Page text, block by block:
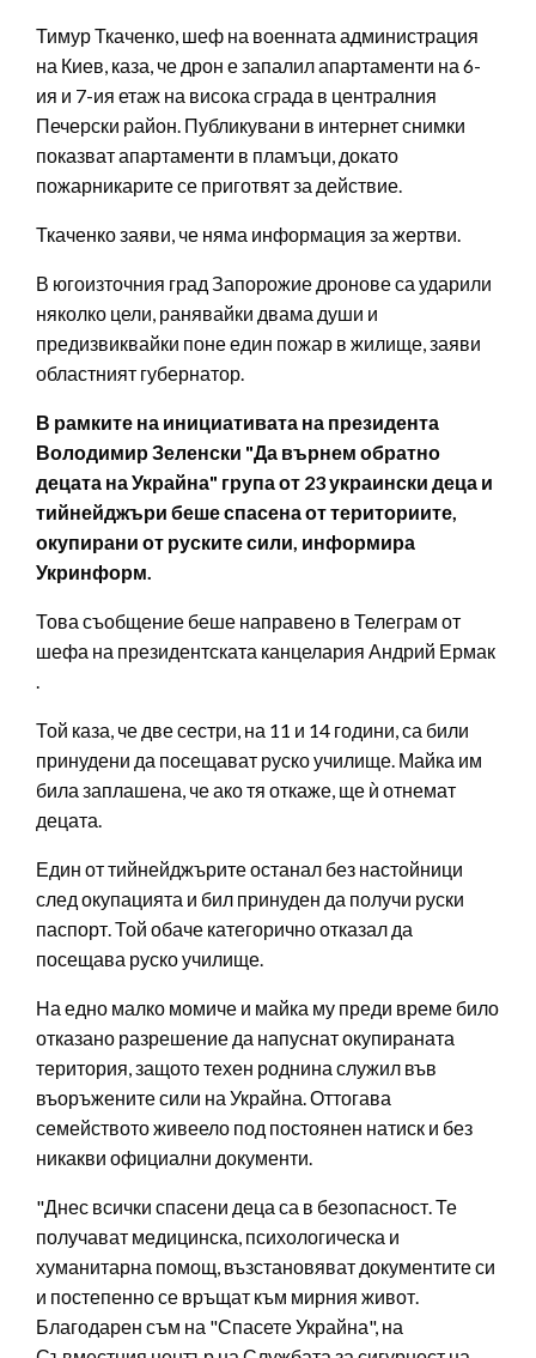
Тимур Ткаченко, шеф на военната администрация
на Киев, каза, че дрон е запалил апартаменти на 6-
ия и 7-ия етаж на висока сграда в централния
Печерски район. Публикувани в интернет снимки
показват апартаменти в пламъци, докато
пожарникарите се приготвят за действие.
Ткаченко заяви, че няма информация за жертви.
В югоизточния град Запорожие дронове са ударили
няколко цели, ранявайки двама души и
предизвиквайки поне един пожар в жилище, заяви
областният губернатор.
В рамките на инициативата на президента
Володимир Зеленски "Да върнем обратно
децата на Украйна" група от 23 украински деца и
тийнейджъри беше спасена от териториите,
окупирани от руските сили, информира
Укринформ.
Това съобщение беше направено в Телеграм от
шефа на президентската канцелария Андрий Ермак
.
Той каза, че две сестри, на 11 и 14 години, са били
принудени да посещават руско училище. Майка им
била заплашена, че ако тя откаже, ще ѝ отнемат
децата.
Един от тийнейджърите останал без настойници
след окупацията и бил принуден да получи руски
паспорт. Той обаче категорично отказал да
посещава руско училище.
На едно малко момиче и майка му преди време било
отказано разрешение да напуснат окупираната
територия, защото техен роднина служил във
въоръжените сили на Украйна. Оттогава
семейството живеело под постоянен натиск и без
никакви официални документи.
"Днес всички спасени деца са в безопасност. Те
получават медицинска, психологическа и
хуманитарна помощ, възстановяват документите си
и постепенно се връщат към мирния живот.
Благодарен съм на "Спасете Украйна", на